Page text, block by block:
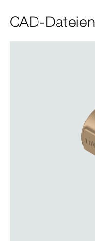
CAD-Dateien